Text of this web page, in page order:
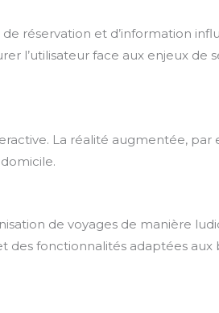
réservation et d’information
l’utilisateur face aux enjeux de
La réalité augmentée, par
de voyages de manière
des fonctionnalités adaptées aux